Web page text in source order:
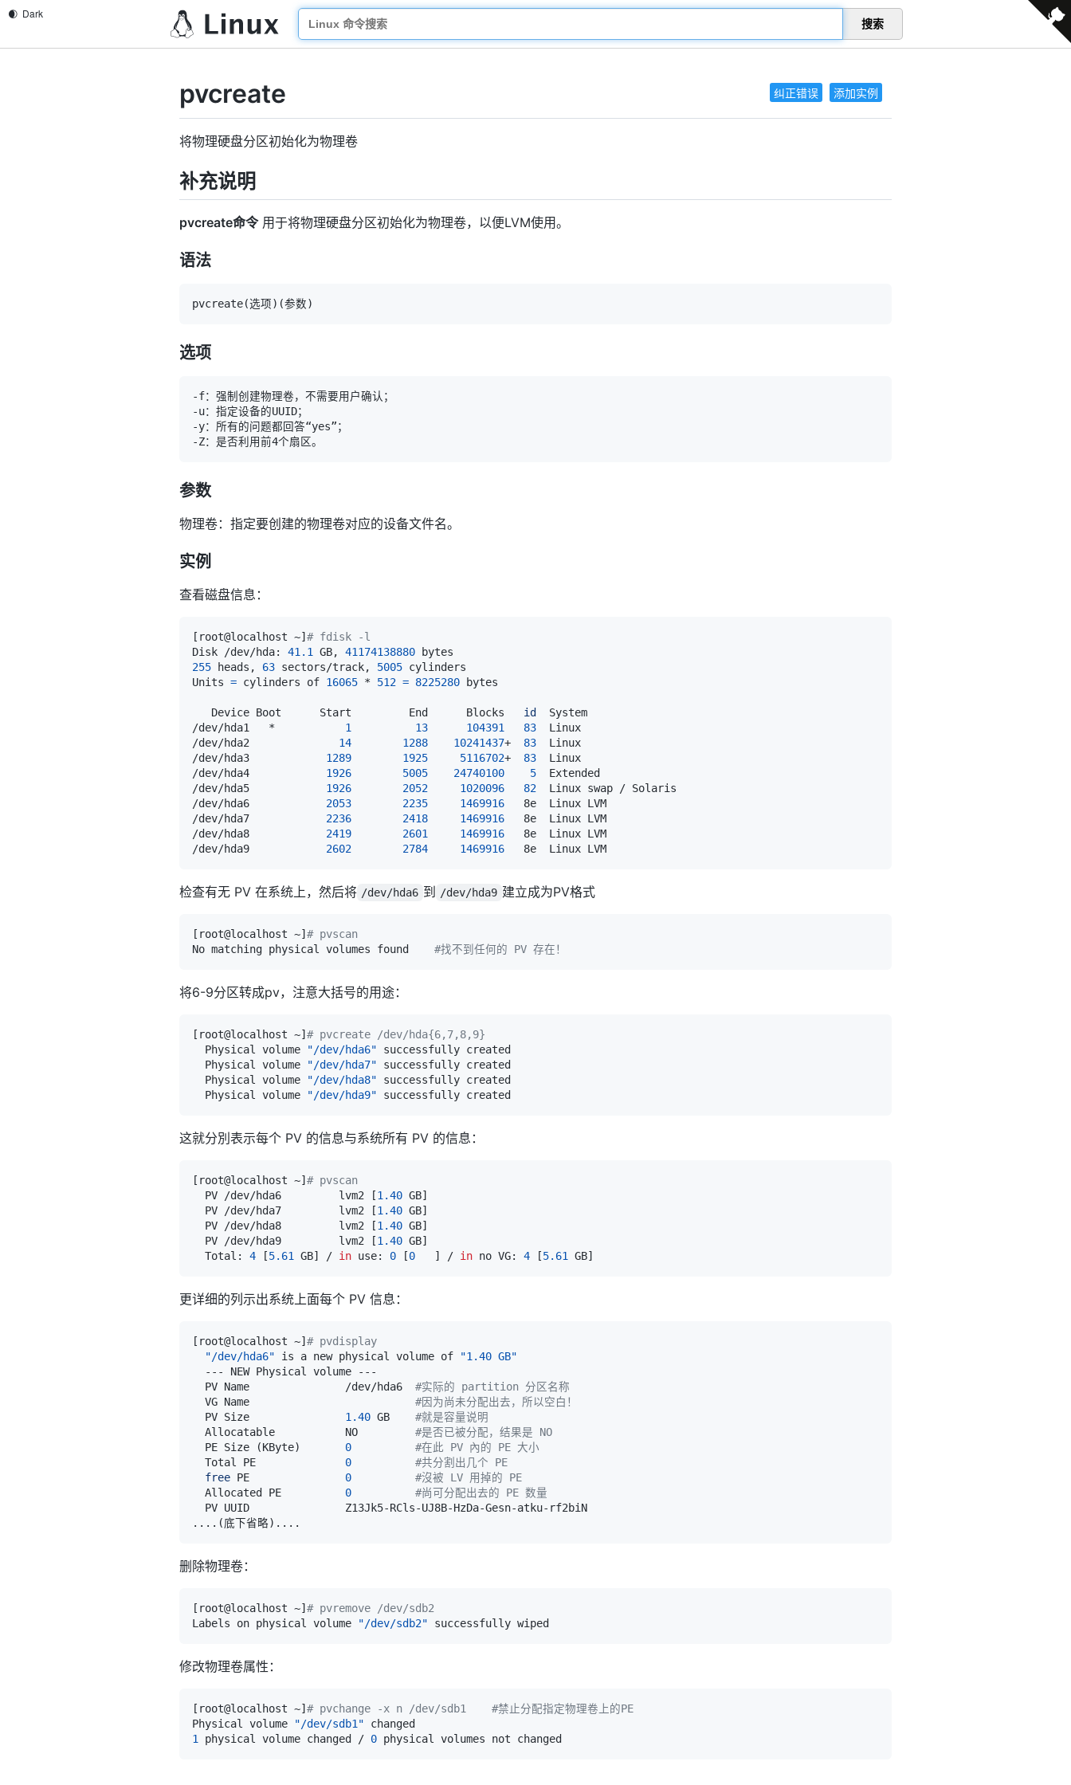
搜索
纠正错误 添加实例
pvcreate
将物理硬盘分区初始化为物理卷
补充说明
pvcreate命令用于将物理硬盘分区初始化为物理卷，以便LVM使用。
语法
pvcreate(选项) (参数)
选项
参数
物理卷：指定要创建的物理卷对应的设备文件名。
实例
查看磁盘信息：
[ root@localhost ~] # fdisk -l
Disk /dev/hda: 41.1 GB, 41174138880
255 heads, 63 sectors/track, 5005
Units = cylinders of 16065 * 512 = 8225280
   Device Boot      Start         End      Blocks
id
/dev/hda1   * 1 13 104391 83
/dev/hda2 14 1288 10241437+ 83
/dev/hda3 1289 1925 5116702+ 83
/dev/hda4 1926 5005 24740100 5
/dev/hda5 1926 2052 1020096 82
/dev/hda6 2053 2235 1469916
/dev/hda7 2236 2418 1469916
/dev/hda8 2419 2601 1469916
/dev/hda9 2602 2784 1469916
检查有无 PV 在系统上，然后将 /dev/hda6 到 /dev/hda9 建立成为PV格式
[ root@localhost ~] # pvscan
No matching physical volumes found #找不到任何的 PV 存在！
将6-9分区转成pv，注意大括号的用途：
[ root@localhost ~] # pvcreate /dev/hda{6,7,8,9}
  Physical volume
"/dev/hda6"
  Physical volume
"/dev/hda7"
  Physical volume
"/dev/hda8"
  Physical volume
"/dev/hda9"
这就分別表示每个 PV 的信息与系统所有 PV 的信息：
[ root@localhost ~] # pvscan
  PV /dev/hda6         lvm2
[1.40 GB]
  PV /dev/hda7         lvm2
[1.40 GB]
  PV /dev/hda8         lvm2
[1.40 GB]
  PV /dev/hda9         lvm2
[1.40 GB]
  Total:
4 [5.61 GB] / in use: 0 [0 ] / in no VG: 4 [5.61 GB]
更详细的列示出系统上面每个 PV 信息：
[ root@localhost ~] # pvdisplay
"/dev/hda6" is a new physical volume of
"1.40 GB"
  PV Name               /dev/hda6
#实际的 partition 分区名称
  VG Name
#因为尚未分配出去，所以空白！
  PV Size
1.40 GB #就是容量说明
  Allocatable           NO
#是否已被分配，结果是 NO
  PE Size
(KByte) 0
#在此 PV 內的 PE 大小
  Total PE
0
#共分割出几个 PE
free PE 0
#沒被 LV 用掉的 PE
  Allocated PE
0
#尚可分配出去的 PE 数量
.. .. (底下省略) .. ..
删除物理卷：
[ root@localhost ~] # pvremove /dev/sdb2
Labels on physical volume
"/dev/sdb2"
修改物理卷属性：
[ root@localhost ~] # pvchange -x n /dev/sdb1    #禁止分配指定物理卷上的PE
Physical volume
"/dev/sdb1"
1
physical volume changed / 0